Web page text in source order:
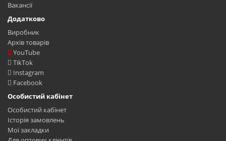
Вакансії
Додатково
Виробник
Архів товарів
YouTube
TikTok
Instagram
Facebook
Особистий кабінет
Особистий кабінет
Історія замовлень
Мої закладки